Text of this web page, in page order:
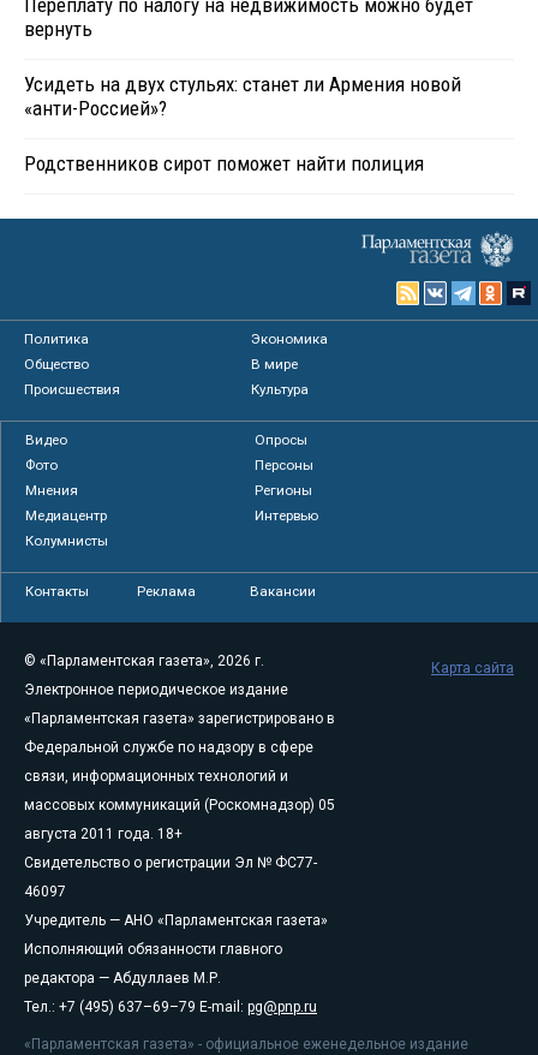
вернуть
Усидеть на двух стульях: станет ли Армения новой
«анти-Россией»?
Родственников сирот поможет найти полиция
Политика
Экономика
Общество
В мире
Происшествия
Культура
Видео
Опросы
Фото
Персоны
Мнения
Регионы
Медиацентр
Интервью
Колумнисты
Контакты Реклама Вакансии
© «Парламентская газета», 2026 г.
Электронное периодическое издание
«Парламентская газета» зарегистрировано в
Федеральной службе по надзору в сфере
связи, информационных технологий и
массовых коммуникаций (Роскомнадзор) 05
августа 2011 года. 18+
Свидетельство о регистрации Эл № ФС77-
46097
Учредитель — АНО «Парламентская газета»
Исполняющий обязанности главного
редактора — Абдуллаев М.Р.
Тел.: +7 (495) 637–69–79 E-mail: pg@pnp.ru
«Парламентская газета» - официальное еженедельное издание
Карта сайта